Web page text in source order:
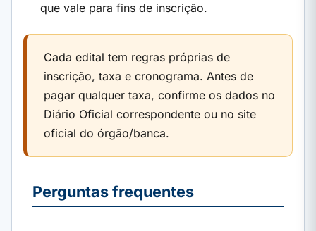
que vale para fins de inscrição.
Cada edital tem regras próprias de
inscrição, taxa e cronograma. Antes de
pagar qualquer taxa, confirme os dados no
Diário Oficial correspondente ou no site
oficial do órgão/banca.
Perguntas frequentes